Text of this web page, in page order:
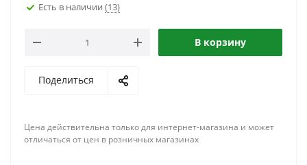
Есть в наличии (13)
В корзину
Поделиться
Цена действительна только для интернет-магазина и может
отличаться от цен в розничных магазинах